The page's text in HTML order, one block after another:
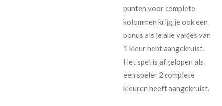
punten voor complete
kolommen krijg je ook een
bonus als je alle vakjes van
1 kleur hebt aangekruist.
Het spel is afgelopen als
een speler 2 complete
kleuren heeft aangekruist.